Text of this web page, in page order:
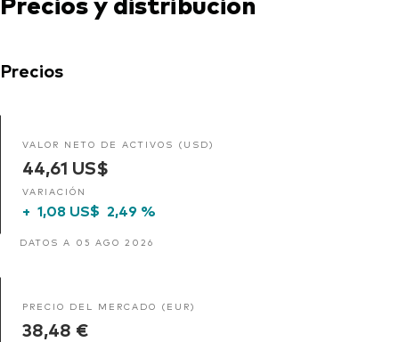
Precios
VALOR NETO DE ACTIVOS (USD)
44,61 US$
VARIACIÓN
+ 1,08 US$ 2,49 %
DATOS A 05 AGO 2026
PRECIO DEL MERCADO (EUR)
38,48 €